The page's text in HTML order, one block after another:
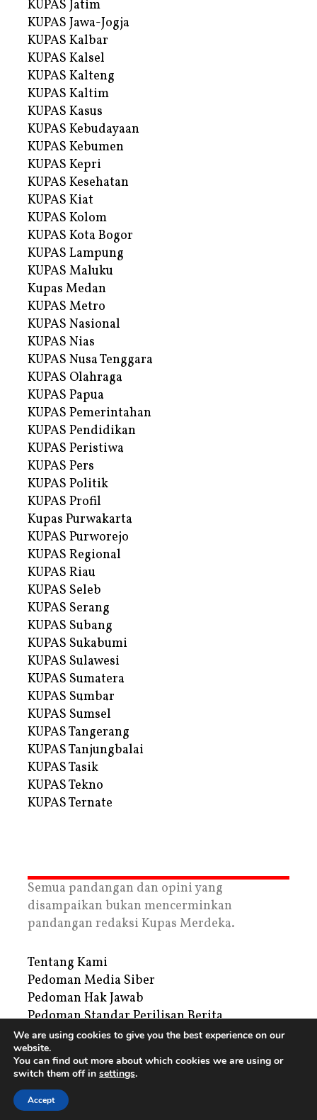
KUPAS Jatim
KUPAS Jawa-Jogja
KUPAS Kalbar
KUPAS Kalsel
KUPAS Kalteng
KUPAS Kaltim
KUPAS Kasus
KUPAS Kebudayaan
KUPAS Kebumen
KUPAS Kepri
KUPAS Kesehatan
KUPAS Kiat
KUPAS Kolom
KUPAS Kota Bogor
KUPAS Lampung
KUPAS Maluku
Kupas Medan
KUPAS Metro
KUPAS Nasional
KUPAS Nias
KUPAS Nusa Tenggara
KUPAS Olahraga
KUPAS Papua
KUPAS Pemerintahan
KUPAS Pendidikan
KUPAS Peristiwa
KUPAS Pers
KUPAS Politik
KUPAS Profil
Kupas Purwakarta
KUPAS Purworejo
KUPAS Regional
KUPAS Riau
KUPAS Seleb
KUPAS Serang
KUPAS Subang
KUPAS Sukabumi
KUPAS Sulawesi
KUPAS Sumatera
KUPAS Sumbar
KUPAS Sumsel
KUPAS Tangerang
KUPAS Tanjungbalai
KUPAS Tasik
KUPAS Tekno
KUPAS Ternate
Semua pandangan dan opini yang
disampaikan bukan mencerminkan
pandangan redaksi Kupas Merdeka.
Tentang Kami
Pedoman Media Siber
Pedoman Hak Jawab
Pedoman Standar Perilisan Berita
Privacy Policy
Periklanan
Copyright © 2026 | PT. Tegar Kupas Mediatama
We are using cookies to give you the best experience on our
website.
You can find out more about which cookies we are using or
switch them off in settings.
Accept